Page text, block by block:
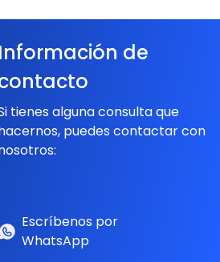
Información de
tienes alguna consulta que
puedes contactar con
Escríbenos por
WhatsApp